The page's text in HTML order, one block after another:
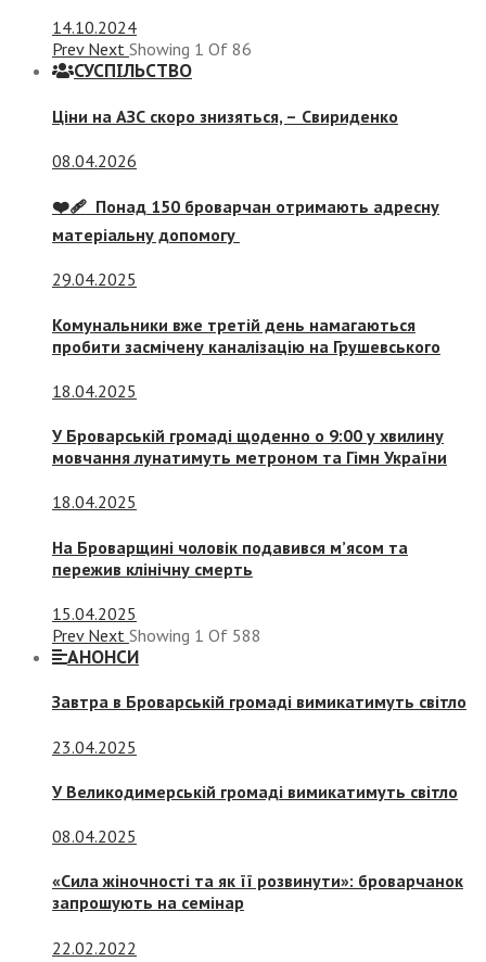
14.10.2024
Prev Next Showing 1 Of 86
СУСПIЛЬСТВО
Ціни на АЗС скоро знизяться, – Свириденко
08.04.2026
❤️‍🩹 Понад 150 броварчан отримають адресну
матеріальну допомогу
29.04.2025
Комунальники вже третій день намагаються
пробити засмічену каналізацію на Грушевського
18.04.2025
У Броварській громаді щоденно о 9:00 у хвилину
мовчання лунатимуть метроном та Гімн України
18.04.2025
На Броварщині чоловік подавився м’ясом та
пережив клінічну смерть
15.04.2025
Prev Next Showing 1 Of 588
АНОНСИ
Завтра в Броварській громаді вимикатимуть світло
23.04.2025
У Великодимерській громаді вимикатимуть світло
08.04.2025
«Сила жіночності та як її розвинути»: броварчанок
запрошують на семінар
22.02.2022